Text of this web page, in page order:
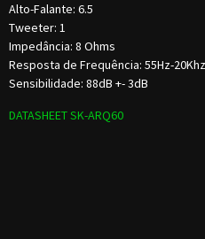
Alto-Falante: 6.5
Tweeter: 1
Impedância: 8 Ohms
Resposta de Frequência: 55Hz-20Khz
Sensibilidade: 88dB +- 3dB
DATASHEET SK-ARQ60